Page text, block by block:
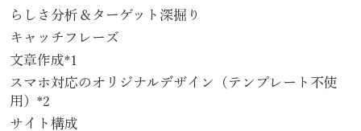
らしさ分析＆ターゲット深掘り
キャッチフレーズ
文章作成*1
スマホ対応のオリジナルデザイン（テンプレート不使
用）*2
サイト構成